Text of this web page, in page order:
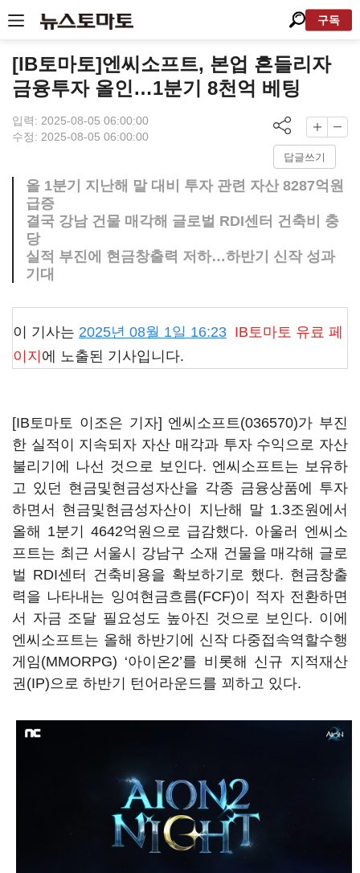
구독
[IB토마토]엔씨소프트, 본업 흔들리자
금융투자 올인…1분기 8천억 베팅
입력: 2025-08-05 06:00:00
수정: 2025-08-05 06:00:00
답글쓰기
올 1분기 지난해 말 대비 투자 관련 자산 8287억원
급증
결국 강남 건물 매각해 글로벌 RDI센터 건축비 충
당
실적 부진에 현금창출력 저하…하반기 신작 성과
기대
이 기사는 2025년 08월 1일 16:23 IB토마토 유료 페
이지 에 노출된 기사입니다.
[IB토마토 이조은 기자] 엔씨소프트(036570)가 부진
한 실적이 지속되자 자산 매각과 투자 수익으로 자산
불리기에 나선 것으로 보인다. 엔씨소프트는 보유하
고 있던 현금및현금성자산을 각종 금융상품에 투자
하면서 현금및현금성자산이 지난해 말 1.3조원에서
올해 1분기 4642억원으로 급감했다. 아울러 엔씨소
프트는 최근 서울시 강남구 소재 건물을 매각해 글로
벌 RDI센터 건축비용을 확보하기로 했다. 현금창출
력을 나타내는 잉여현금흐름(FCF)이 적자 전환하면
서 자금 조달 필요성도 높아진 것으로 보인다. 이에
엔씨소프트는 올해 하반기에 신작 다중접속역할수행
게임(MMORPG) ‘아이온2’를 비롯해 신규 지적재산
권(IP)으로 하반기 턴어라운드를 꾀하고 있다.